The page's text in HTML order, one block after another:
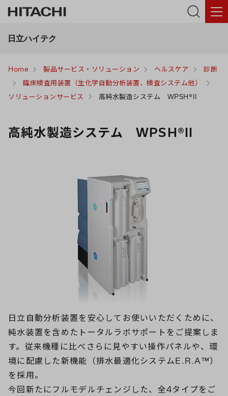
日立ハイテク
Home 製品サービス・ソリューション ヘルスケア
診断
臨床検査用装置（生化学自動分析装置、検査システム他）
ソリューションサービス
高純水製造システム WPSH®II
療
高純水製造システム WPSH®II
日立自動分析装置を安心してお使いいただくために、
純水装置を含めたトータルラボサポートをご提案しま
す。従来機種に比べさらに見やすい操作パネルや、環
境に配慮した新機能（排水最適化システムE.R.A™）
を採用。
今回新たにフルモデルチェンジした、全4タイプをご